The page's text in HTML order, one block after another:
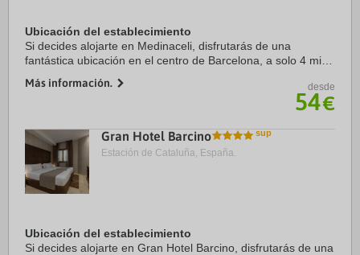
Ubicación del establecimiento
Si decides alojarte en Medinaceli, disfrutarás de una
fantástica ubicación en el centro de Barcelona, a solo 4 min
Además, este hotel se encuentra a 0,8 ...
Más información. desde
54€
Gran Hotel Barcino
Estación de Cataluña, España.
Ubicación del establecimiento
Si decides alojarte en Gran Hotel Barcino, disfrutarás de una